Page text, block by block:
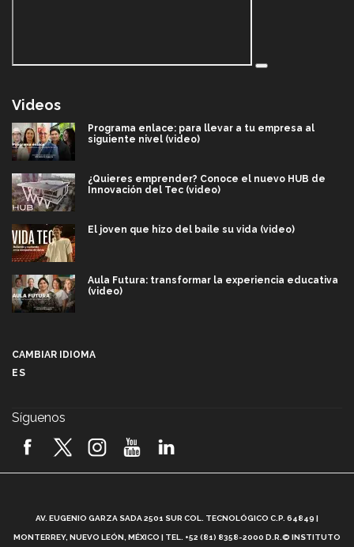
Videos
Programa enlace: para llevar a tu empresa al
siguiente nivel (video)
¿Quieres emprender? Conoce el nuevo HUB de
Innovación del Tec (video)
El joven que hizo del baile su vida (video)
Aula Futura: transformar la experiencia educativa
(video)
2026! (video)
¿Cómo es el Modelo Educativo Tec? (video)
CAMBIAR IDIOMA
ES
Síguenos
AV. EUGENIO GARZA SADA 2501 SUR COL. TECNOLÓGICO C.P. 64849 |
MONTERREY, NUEVO LEÓN, MÉXICO | TEL. +52 (81) 8358-2000 D.R.© INSTITUTO